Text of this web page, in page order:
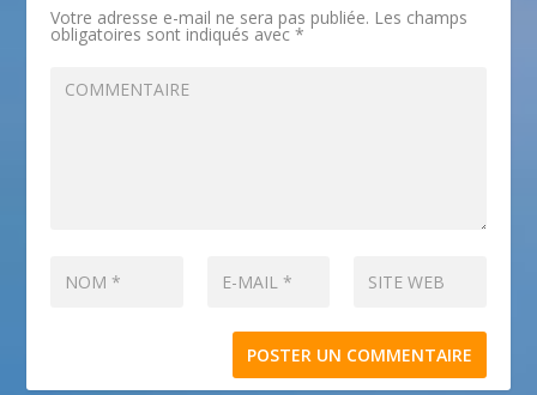
Votre adresse e-mail ne sera pas publiée. Les champs
obligatoires sont indiqués avec*